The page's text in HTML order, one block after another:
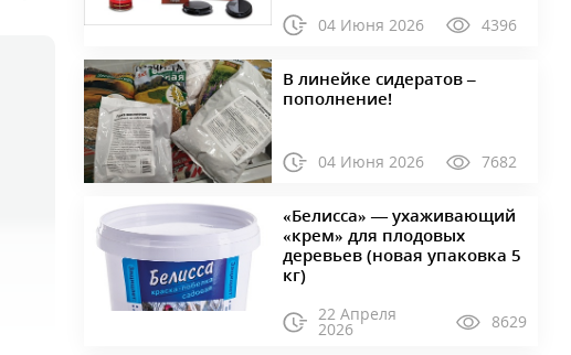
04 Июня 2026 4396
В линейке сидератов –
пополнение!
04 Июня 2026 7682
«Белисса» — ухаживающий
«крем» для плодовых
деревьев (новая упаковка 5
кг)
22 Апреля
2026 8629